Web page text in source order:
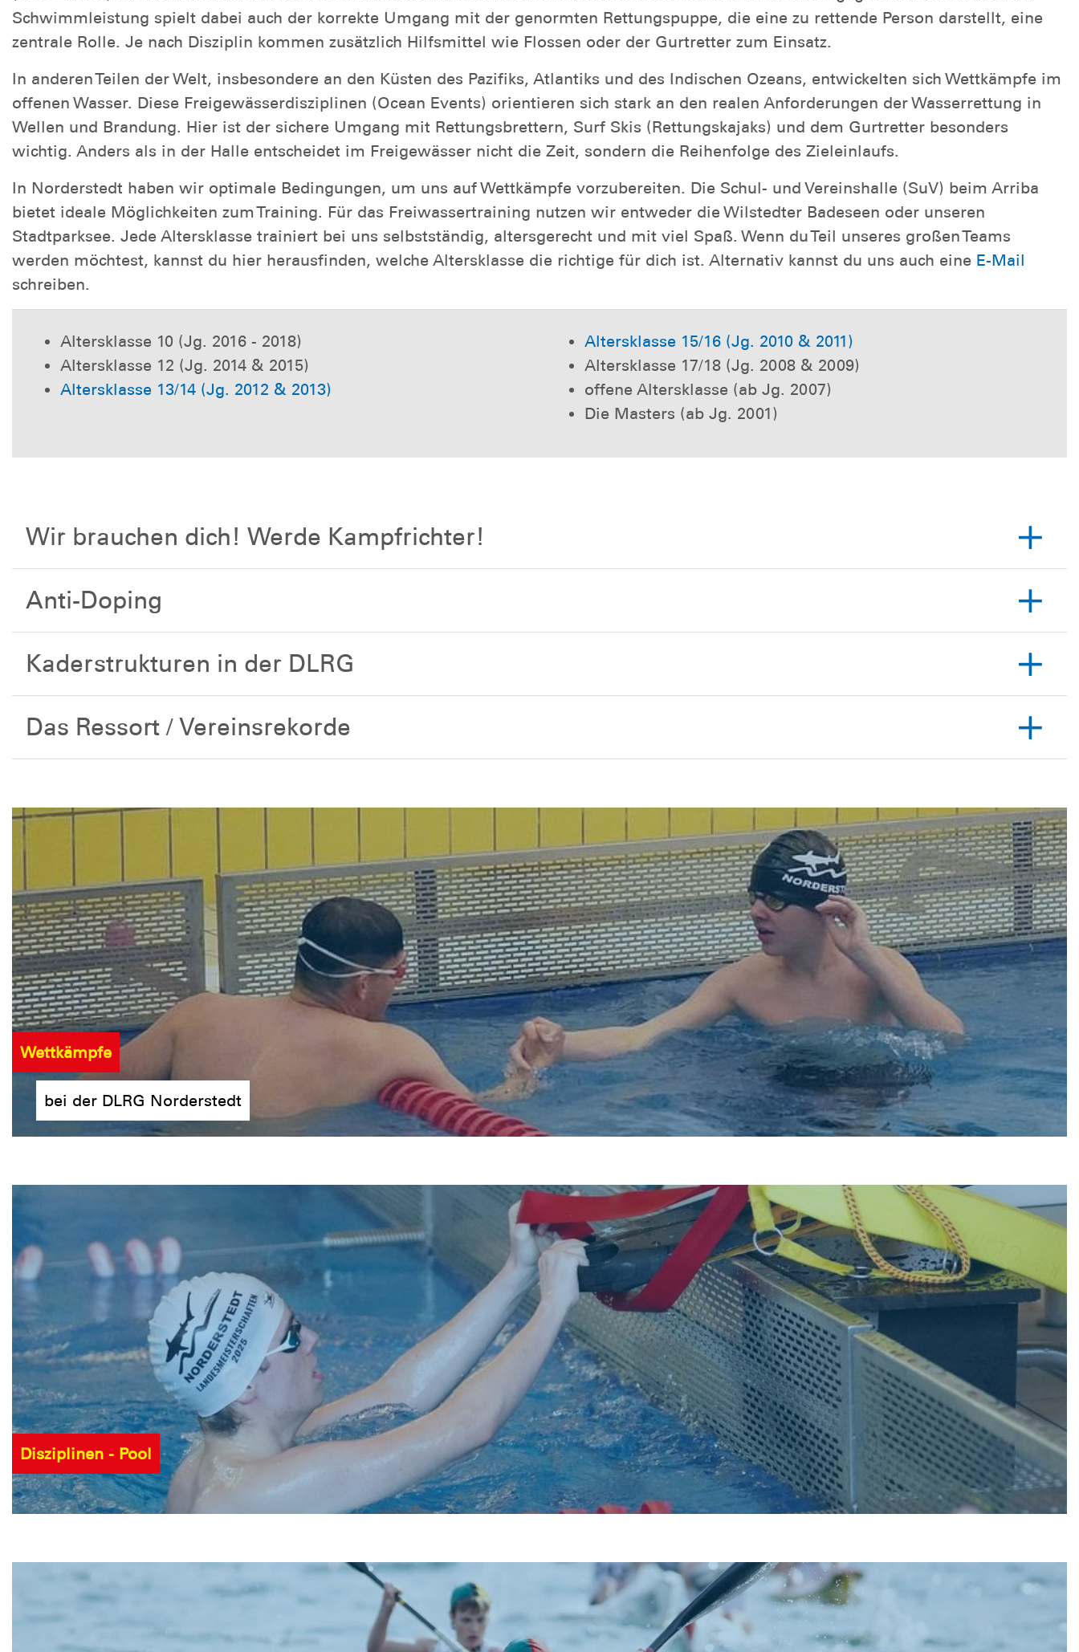
Schwimmleistung spielt dabei auch der korrekte Umgang mit der genormten Rettungspuppe, die eine zu rettende Person darstellt, eine
zentrale Rolle. Je nach Disziplin kommen zusätzlich Hilfsmittel wie Flossen oder der Gurtretter zum Einsatz.
In anderen Teilen der Welt, insbesondere an den Küsten des Pazifiks, Atlantiks und des Indischen Ozeans, entwickelten sich Wettkämpfe im
offenen Wasser. Diese Freigewässerdisziplinen (Ocean Events) orientieren sich stark an den realen Anforderungen der Wasserrettung in
Wellen und Brandung. Hier ist der sichere Umgang mit Rettungsbrettern, Surf Skis (Rettungskajaks) und dem Gurtretter besonders
wichtig. Anders als in der Halle entscheidet im Freigewässer nicht die Zeit, sondern die Reihenfolge des Zieleinlaufs.
In Norderstedt haben wir optimale Bedingungen, um uns auf Wettkämpfe vorzubereiten. Die Schul- und Vereinshalle (SuV) beim Arriba
bietet ideale Möglichkeiten zum Training. Für das Freiwassertraining nutzen wir entweder die Wilstedter Badeseen oder unseren
Stadtparksee. Jede Altersklasse trainiert bei uns selbstständig, altersgerecht und mit viel Spaß. Wenn du Teil unseres großen Teams
werden möchtest, kannst du hier herausfinden, welche Altersklasse die richtige für dich ist. Alternativ kannst du uns auch eine E-Mail
schreiben.
Altersklasse 10 (Jg. 2016 - 2018)
Altersklasse 12 (Jg. 2014 & 2015)
Altersklasse 13/14 (Jg. 2012 & 2013)
Altersklasse 15/16 (Jg. 2010 & 2011)
Altersklasse 17/18 (Jg. 2008 & 2009)
offene Altersklasse (ab Jg. 2007)
Die Masters (ab Jg. 2001)
Wir brauchen dich! Werde Kampfrichter!
Anti-Doping
Kaderstrukturen in der DLRG
Das Ressort / Vereinsrekorde
Wettkämpfe
bei der DLRG Norderstedt
Disziplinen - Pool